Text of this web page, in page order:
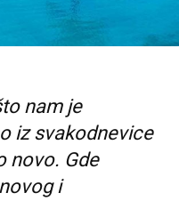
nam je
iz svakodnevice
novo. Gde
i